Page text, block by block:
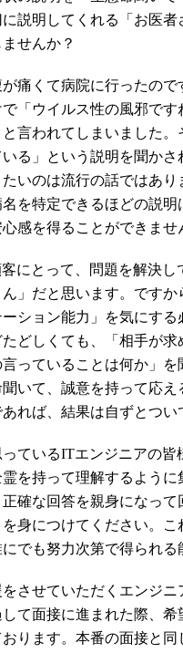
説明してくれる「お医者
せんか？
痛くて病院に行ったので
「ウイルス性の風邪です
言われてしまいました。
る」という説明を聞かさ
いのは流行の話ではあり
を特定できるほどの説明
感を得ることができませ
にとって、問題を解決し
」だと思います。ですか
ション能力」を気にする
どしくても、「相手が求
っていることは何か」を
いて、誠意を持って応え
れば、結果は自ずとつい
ているITエンジニアの皆
を持って理解するように
確な回答を親身になって
を身につけてください。こ
でも努力次第で得られる
させていただくエンジニ
て面接に進まれた際、希
ります。本番の面接と同